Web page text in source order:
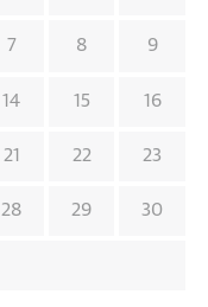
7 8 9
14 15 16
21 22 23
28 29 30